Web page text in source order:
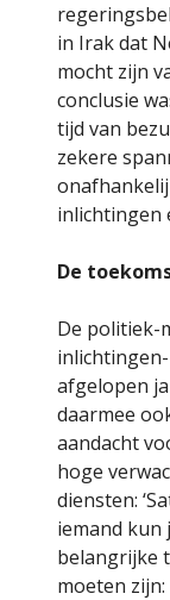
in Irak dat
mocht zijn
conclusie
tijd van
zekere
inlichtingen
De
De politiek-
afgelopen
daarmee
aandacht
hoge
diensten:
iemand kun
belangrijke
moeten